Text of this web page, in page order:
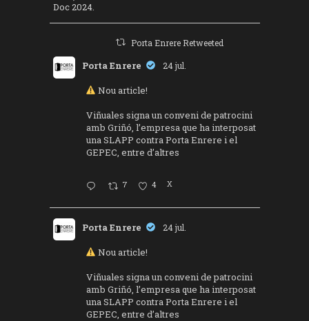
Doc 2024.
Porta Enrere Retweeted
Porta Enrere 24 jul.
Nou article!
Viñuales signa un conveni de patrocini
amb Griñó, l’empresa que ha interposat
una SLAPP contra Porta Enrere i el
GEPEC, entre d’altres
7 4 X
Porta Enrere 24 jul.
Nou article!
Viñuales signa un conveni de patrocini
amb Griñó, l’empresa que ha interposat
una SLAPP contra Porta Enrere i el
GEPEC, entre d’altres